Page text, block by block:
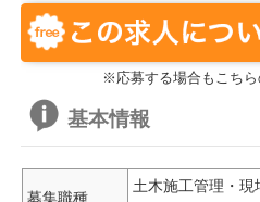
※応募する場合もこち
基本情報
募集職種
土木施工管理・現